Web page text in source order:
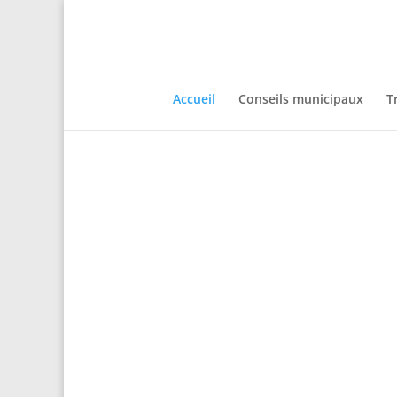
Accueil Conseils municipaux